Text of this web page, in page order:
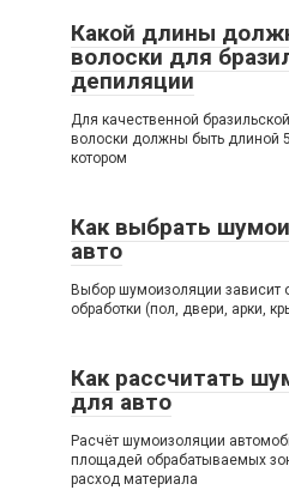
Какой длины
волоски для
депиляции
Для качественной
волоски должны быть длиной
котором
Как выбрать
авто
Выбор шумоизоляции зависит
обработки (пол, двери, арки,
Как рассчитать
для авто
Расчёт шумоизоляции
площадей обрабатываемых
расход материала